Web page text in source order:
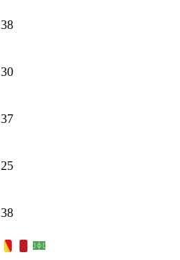
38
30
37
25
38